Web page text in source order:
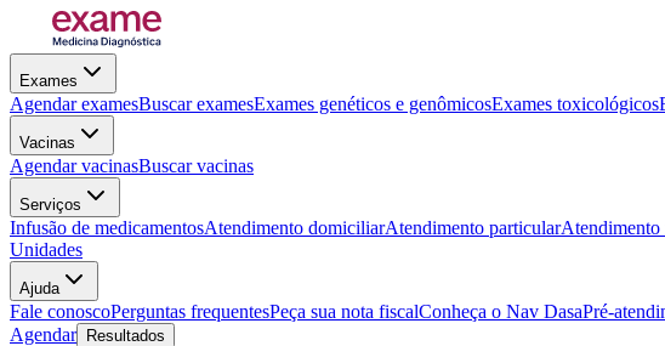
Exames
Agendar examesBuscar examesExames genéticos e genômicosExames toxicológicos
Vacinas
Agendar vacinasBuscar vacinas
Serviços
Infusão de medicamentosAtendimento domiciliarAtendimento particular
Unidades
Ajuda
Fale conoscoPerguntas frequentesPeça sua nota fiscalConheça o Nav DasaPré-
Agendar
Resultados